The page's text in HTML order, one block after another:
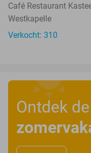
Café Restaurant
Westkapelle
Verkocht: 310
Ontdek